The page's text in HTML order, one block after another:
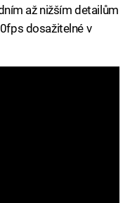
až nižším detailům
dosažitelné v